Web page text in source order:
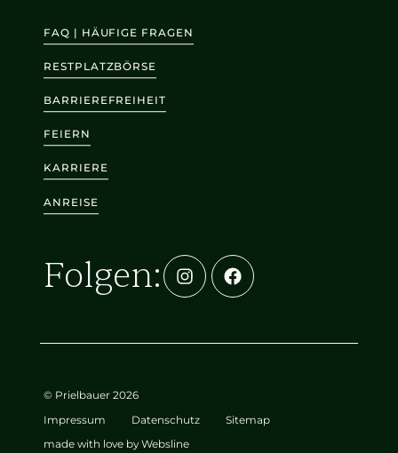
FAQ | HÄUFIGE FRAGEN
RESTPLATZBÖRSE
BARRIEREFREIHEIT
FEIERN
KARRIERE
ANREISE
Folgen:
© Prielbauer 2026
Impressum Datenschutz
Sitemap
made with love by Websline